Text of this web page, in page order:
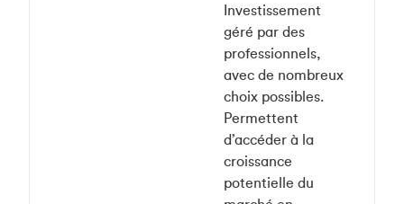
Investissement
géré par des
professionnels,
avec de nombreux
choix possibles.
Permettent
d’accéder à la
croissance
potentielle du